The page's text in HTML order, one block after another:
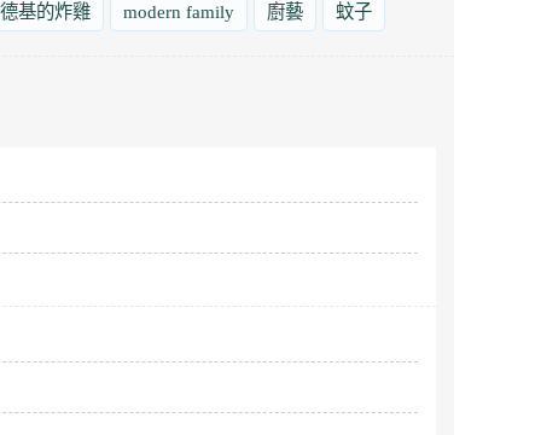
基的炸雞 modern family 廚藝 蚊子